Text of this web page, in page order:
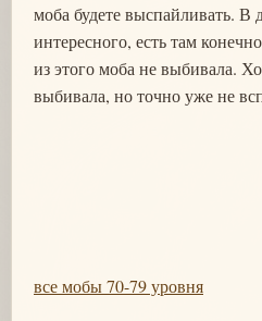
моба будете выспайливать. В
интересного, есть там
из этого моба не выбивала.
выбивала, но точно уже не
все мобы 70-79 уровня